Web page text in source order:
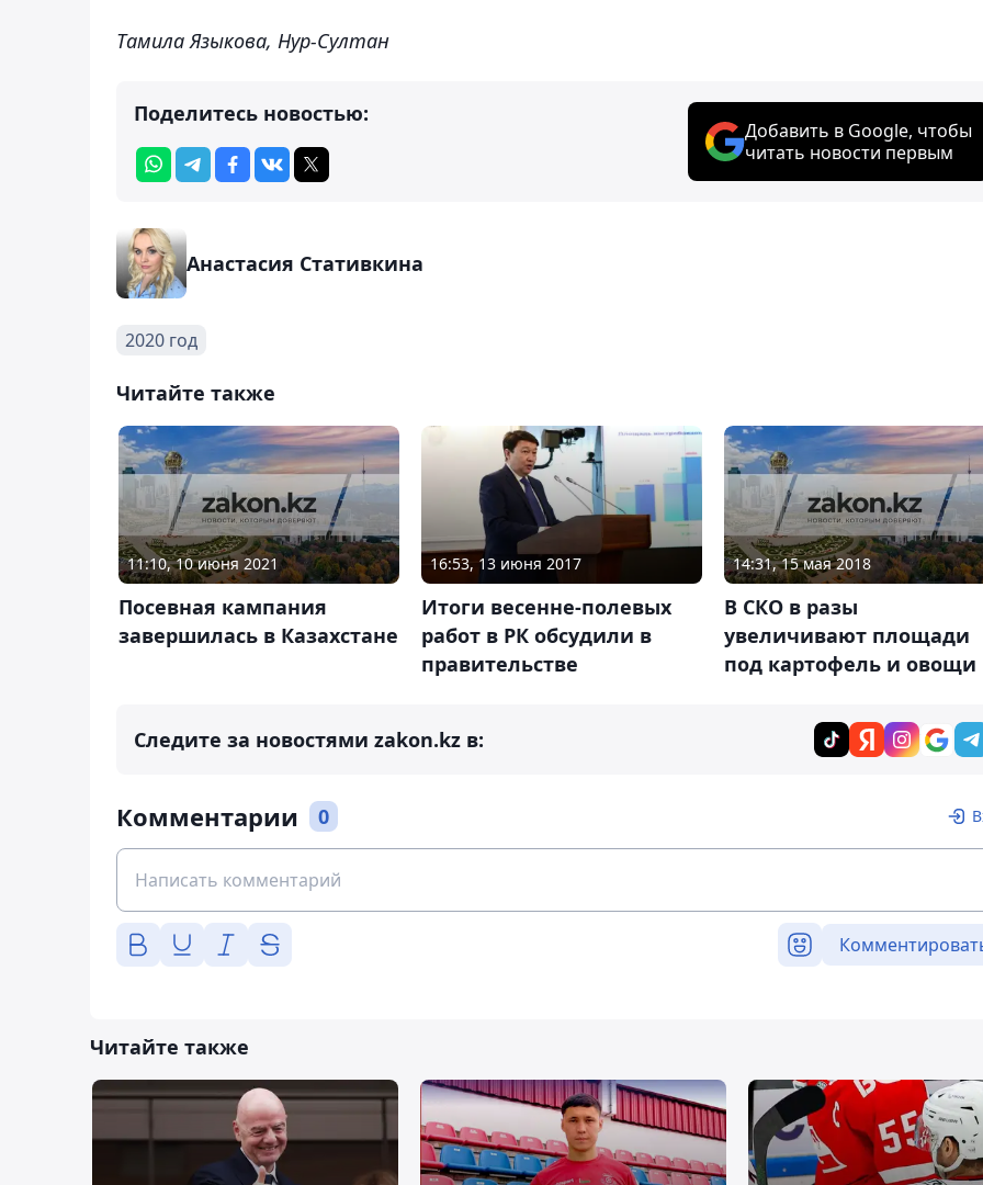
Тамила Языкова, Нур-Султан
Поделитесь новостью:
Добавить в Google, чтобы
читать новости первым
Анастасия Стативкина
2020 год
Читайте также
11:10, 10 июня 2021
Посевная кампания
завершилась в Казахстане
16:53, 13 июня 2017
Итоги весенне-полевых
работ в РК обсудили в
правительстве
14:31, 15 мая 2018
В СКО в разы
увеличивают площади
под картофель и овощи
Следите за новостями zakon.kz в:
Комментарии 0
Читайте также